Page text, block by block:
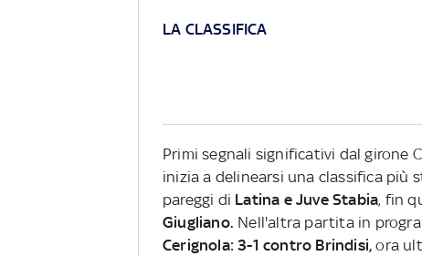
LA CLASSIFICA
Primi segnali significativi dal girone
inizia a delinearsi una classifica più
pareggi di Latina e Juve Stabia, fin
Giugliano. Nell'altra partita in
Cerignola: 3-1 contro Brindisi,ora